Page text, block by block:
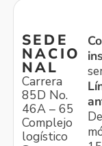
SEDE
NACIO
NAL
Carrera
85D No.
46A – 65
Complejo
logístico